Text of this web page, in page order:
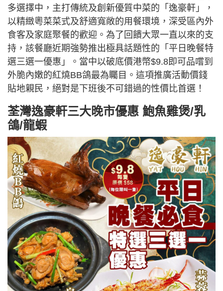
多選擇中，主打傳統及創新優質中菜的「逸豪軒」，
以精緻粵菜菜式及舒適寬敞的用餐環境，深受區內外
食客及家庭聚餐的歡迎。為了回饋大眾一直以來的支
持，該餐廳近期強勢推出極具話題性的「平日晚餐特
選三選一優惠」。當中以破底價港幣$9.8即可品嚐到
外脆內嫩的紅燒BB鴿最為矚目。這項推廣活動價錢
貼地親民，絕對是下班後不可錯過的性價比首選！
荃灣逸豪軒三大晚市優惠 鮑魚雞煲/乳
鴿/龍蝦